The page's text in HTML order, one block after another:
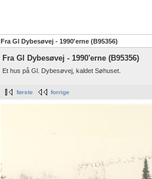
Fra Gl Dybesøvej - 1990'erne (B95356)
Fra Gl Dybesøvej - 1990'erne (B95356)
Et hus på Gl. Dybesøvej, kaldet Søhuset.
første forrige